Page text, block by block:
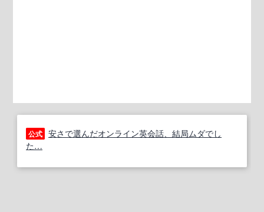
公式 安さで選んだオンライン英会話、結局ムダでし
た…